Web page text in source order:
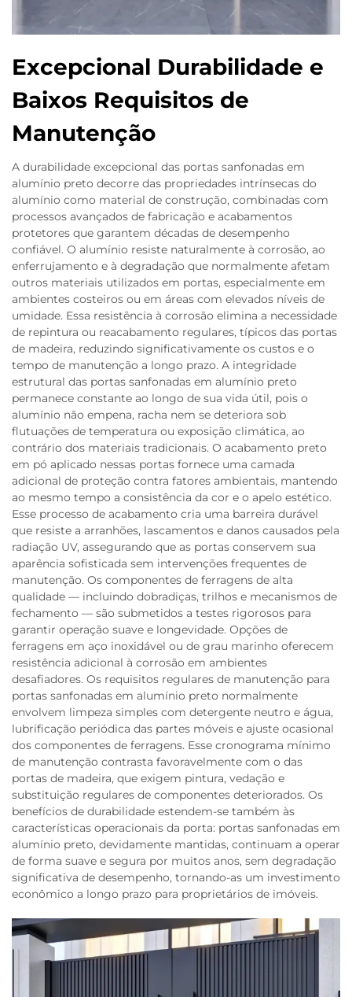
Excepcional Durabilidade e
Baixos Requisitos de
Manutenção
A durabilidade excepcional das portas sanfonadas em
alumínio preto decorre das propriedades intrínsecas do
alumínio como material de construção, combinadas com
processos avançados de fabricação e acabamentos
protetores que garantem décadas de desempenho
confiável. O alumínio resiste naturalmente à corrosão, ao
enferrujamento e à degradação que normalmente afetam
outros materiais utilizados em portas, especialmente em
ambientes costeiros ou em áreas com elevados níveis de
umidade. Essa resistência à corrosão elimina a necessidade
de repintura ou reacabamento regulares, típicos das portas
de madeira, reduzindo significativamente os custos e o
tempo de manutenção a longo prazo. A integridade
estrutural das portas sanfonadas em alumínio preto
permanece constante ao longo de sua vida útil, pois o
alumínio não empena, racha nem se deteriora sob
flutuações de temperatura ou exposição climática, ao
contrário dos materiais tradicionais. O acabamento preto
em pó aplicado nessas portas fornece uma camada
adicional de proteção contra fatores ambientais, mantendo
ao mesmo tempo a consistência da cor e o apelo estético.
Esse processo de acabamento cria uma barreira durável
que resiste a arranhões, lascamentos e danos causados pela
radiação UV, assegurando que as portas conservem sua
aparência sofisticada sem intervenções frequentes de
manutenção. Os componentes de ferragens de alta
qualidade — incluindo dobradiças, trilhos e mecanismos de
fechamento — são submetidos a testes rigorosos para
garantir operação suave e longevidade. Opções de
ferragens em aço inoxidável ou de grau marinho oferecem
resistência adicional à corrosão em ambientes
desafiadores. Os requisitos regulares de manutenção para
portas sanfonadas em alumínio preto normalmente
envolvem limpeza simples com detergente neutro e água,
lubrificação periódica das partes móveis e ajuste ocasional
dos componentes de ferragens. Esse cronograma mínimo
de manutenção contrasta favoravelmente com o das
portas de madeira, que exigem pintura, vedação e
substituição regulares de componentes deteriorados. Os
benefícios de durabilidade estendem-se também às
características operacionais da porta: portas sanfonadas em
alumínio preto, devidamente mantidas, continuam a operar
de forma suave e segura por muitos anos, sem degradação
significativa de desempenho, tornando-as um investimento
econômico a longo prazo para proprietários de imóveis.